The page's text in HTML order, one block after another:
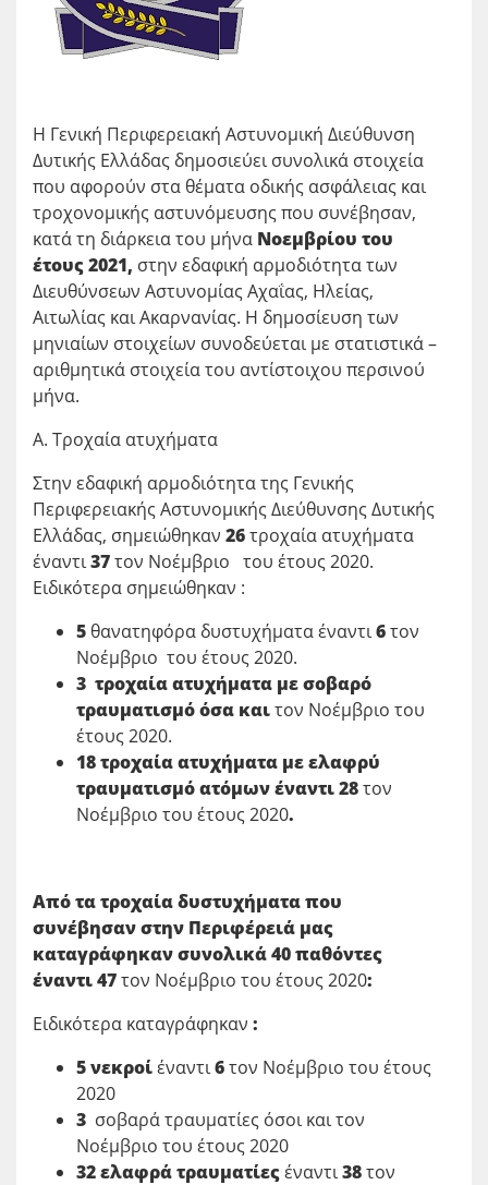
Η Γενική Περιφερειακή Αστυνομική Διεύθυνση
Δυτικής Ελλάδας δημοσιεύει συνολικά στοιχεία
που αφορούν στα θέματα οδικής ασφάλειας και
τροχονομικής αστυνόμευσης που συνέβησαν,
κατά τη διάρκεια του μήνα Νοεμβρίου του
έτους 2021, στην εδαφική αρμοδιότητα των
Διευθύνσεων Αστυνομίας Αχαΐας, Ηλείας,
Αιτωλίας και Ακαρνανίας. Η δημοσίευση των
μηνιαίων στοιχείων συνοδεύεται με στατιστικά –
αριθμητικά στοιχεία του αντίστοιχου περσινού
μήνα.
Α. Τροχαία ατυχήματα
Στην εδαφική αρμοδιότητα της Γενικής
Περιφερειακής Αστυνομικής Διεύθυνσης Δυτικής
Ελλάδας, σημειώθηκαν 26τροχαία ατυχήματα
έναντι37τον Νοέμβριο του έτους 2020.
Ειδικότερα σημειώθηκαν :
5 θανατηφόρα δυστυχήματα έναντι6τον
Νοέμβριο του έτους 2020.
3 τροχαία ατυχήματα με σοβαρό
τραυματισμό όσα καιτον Νοέμβριο του
έτους 2020.
18 τροχαία ατυχήματα με ελαφρύ
τραυματισμό ατόμων έναντι 28τον
Νοέμβριο του έτους 2020.
Από τα τροχαία δυστυχήματα που
συνέβησαν στην Περιφέρειά μας
καταγράφηκαν συνολικά 40 παθόντες
έναντι47τον Νοέμβριο του έτους 2020:
Ειδικότερα καταγράφηκαν :
5 νεκροίέναντι6τον Νοέμβριο του έτους
2020
3 σοβαρά τραυματίες όσοι και τον
Νοέμβριο του έτους 2020
32 ελαφρά τραυματίεςέναντι38τον